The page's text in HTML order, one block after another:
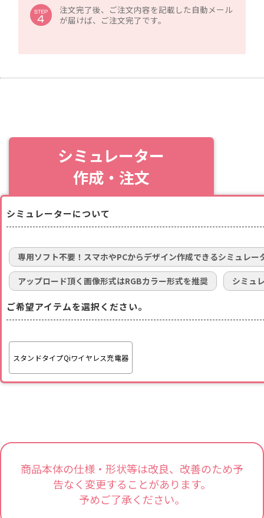
注文完了後、ご注文内容を記載した自動メール
が届けば、ご注文完了です。
シミュレーター
作成・注文
シミュレーターについて
専用ソフト不要！スマホやPCからデザイン作成できるシミュレー
アップロード頂く画像形式はRGBカラー形式を推奨 シミュ
ご希望アイテムを選択ください。
スタンドタイプQiワイヤレス充電器
商品本体の仕様・形状等は改良、改善のため予
告なく変更することがあります。
予めご了承ください。